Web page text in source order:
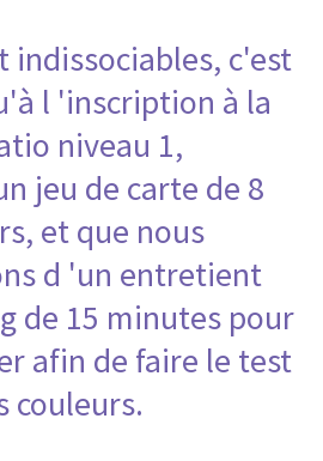
indissociables, c'est
l 'inscription à la
niveau 1,
jeu de carte de 8
et que nous
d 'un entretient
de 15 minutes pour
afin de faire le test
couleurs.